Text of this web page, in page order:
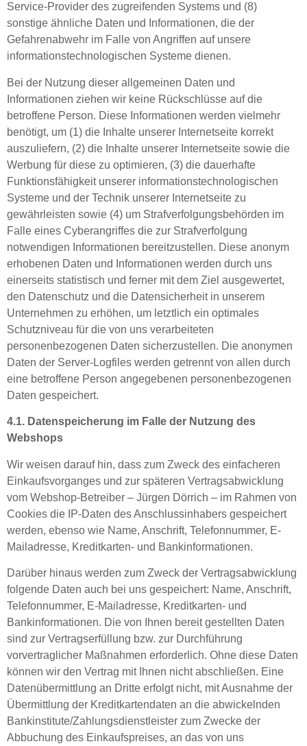
Service-Provider des zugreifenden Systems und (8)
sonstige ähnliche Daten und Informationen, die der
Gefahrenabwehr im Falle von Angriffen auf unsere
informationstechnologischen Systeme dienen.
Bei der Nutzung dieser allgemeinen Daten und
Informationen ziehen wir keine Rückschlüsse auf die
betroffene Person. Diese Informationen werden vielmehr
benötigt, um (1) die Inhalte unserer Internetseite korrekt
auszuliefern, (2) die Inhalte unserer Internetseite sowie die
Werbung für diese zu optimieren, (3) die dauerhafte
Funktionsfähigkeit unserer informationstechnologischen
Systeme und der Technik unserer Internetseite zu
gewährleisten sowie (4) um Strafverfolgungsbehörden im
Falle eines Cyberangriffes die zur Strafverfolgung
notwendigen Informationen bereitzustellen. Diese anonym
erhobenen Daten und Informationen werden durch uns
einerseits statistisch und ferner mit dem Ziel ausgewertet,
den Datenschutz und die Datensicherheit in unserem
Unternehmen zu erhöhen, um letztlich ein optimales
Schutzniveau für die von uns verarbeiteten
personenbezogenen Daten sicherzustellen. Die anonymen
Daten der Server-Logfiles werden getrennt von allen durch
eine betroffene Person angegebenen personenbezogenen
Daten gespeichert.
4.1. Datenspeicherung im Falle der Nutzung des
Webshops
Wir weisen darauf hin, dass zum Zweck des einfacheren
Einkaufsvorganges und zur späteren Vertragsabwicklung
vom Webshop-Betreiber – Jürgen Dörrich – im Rahmen von
Cookies die IP-Daten des Anschlussinhabers gespeichert
werden, ebenso wie Name, Anschrift, Telefonnummer, E-
Mailadresse, Kreditkarten- und Bankinformationen.
Darüber hinaus werden zum Zweck der Vertragsabwicklung
folgende Daten auch bei uns gespeichert: Name, Anschrift,
Telefonnummer, E-Mailadresse, Kreditkarten- und
Bankinformationen. Die von Ihnen bereit gestellten Daten
sind zur Vertragserfüllung bzw. zur Durchführung
vorvertraglicher Maßnahmen erforderlich. Ohne diese Daten
können wir den Vertrag mit Ihnen nicht abschließen. Eine
Datenübermittlung an Dritte erfolgt nicht, mit Ausnahme der
Übermittlung der Kreditkartendaten an die abwickelnden
Bankinstitute/Zahlungsdienstleister zum Zwecke der
Abbuchung des Einkaufspreises, an das von uns